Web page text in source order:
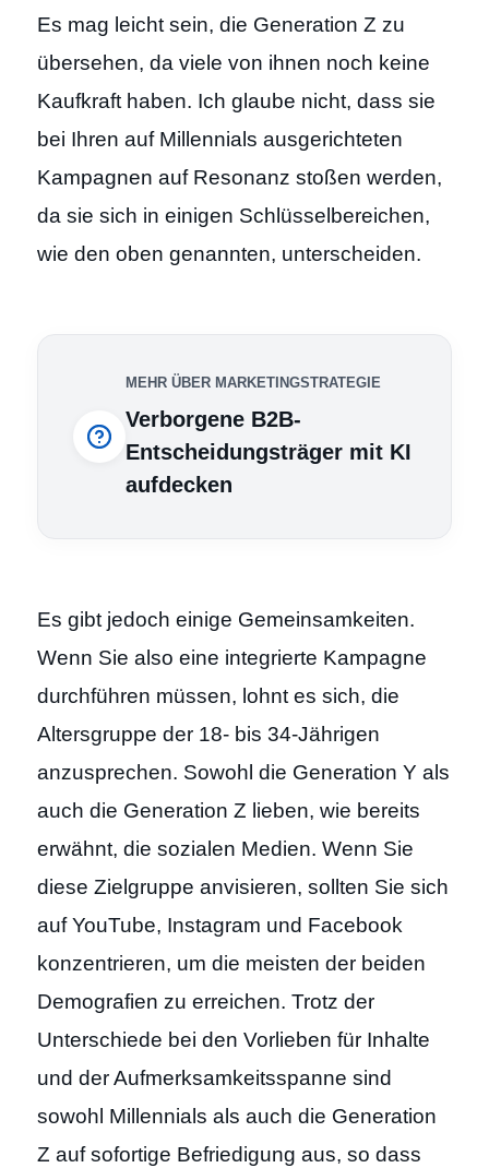
Es mag leicht sein, die Generation Z zu
übersehen, da viele von ihnen noch keine
Kaufkraft haben. Ich glaube nicht, dass sie
bei Ihren auf Millennials ausgerichteten
Kampagnen auf Resonanz stoßen werden,
da sie sich in einigen Schlüsselbereichen,
wie den oben genannten, unterscheiden.
MEHR ÜBER MARKETINGSTRATEGIE
Verborgene B2B-
Entscheidungsträger mit KI
aufdecken
Es gibt jedoch einige Gemeinsamkeiten.
Wenn Sie also eine integrierte Kampagne
durchführen müssen, lohnt es sich, die
Altersgruppe der 18- bis 34-Jährigen
anzusprechen. Sowohl die Generation Y als
auch die Generation Z lieben, wie bereits
erwähnt, die sozialen Medien. Wenn Sie
diese Zielgruppe anvisieren, sollten Sie sich
auf YouTube, Instagram und Facebook
konzentrieren, um die meisten der beiden
Demografien zu erreichen. Trotz der
Unterschiede bei den Vorlieben für Inhalte
und der Aufmerksamkeitsspanne sind
sowohl Millennials als auch die Generation
Z auf sofortige Befriedigung aus, so dass